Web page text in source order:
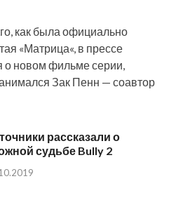
как была официально
«Матрица«, в прессе
новом фильме серии,
Зак Пенн — соавтор
рассказали о
судьбе Bully 2